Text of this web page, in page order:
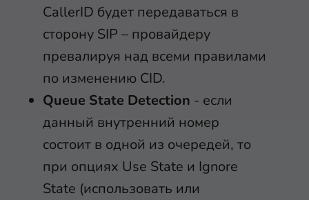
CallerID будет передаваться в
сторону SIP – провайдеру
превалируя над всеми правилами
по изменению CID.
Queue State Detection - если
данный внутренний номер
состоит в одной из очередей, то
при опциях Use State и Ignore
State (использовать или